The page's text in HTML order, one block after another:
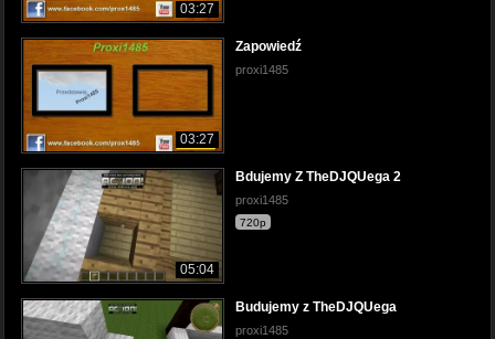
03:27
03:27
Zapowiedź
proxi1485
05:04
Bdujemy Z TheDJQUega 2
proxi1485
720p
Budujemy z TheDJQUega
proxi1485